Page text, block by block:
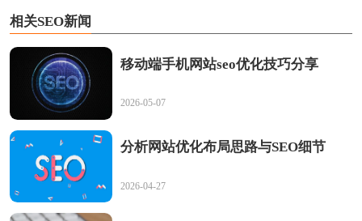
相关SEO新闻
移动端手机网站seo优化技巧分享
2026-05-07
分析网站优化布局思路与SEO细节
2026-04-27